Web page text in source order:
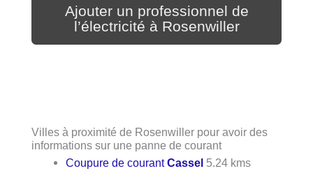
Ajouter un professionnel de
l’électricité à Rosenwiller
Villes à proximité de Rosenwiller pour avoir des
informations sur une panne de courant
Coupure de courantCassel 5.24 kms